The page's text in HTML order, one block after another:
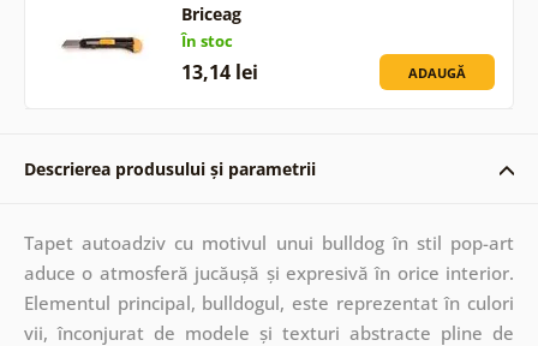
Briceag
În stoc
13,14 lei ADAUGĂ
Descrierea produsului și parametrii
Tapet autoadziv cu motivul unui bulldog în stil pop-art
aduce o atmosferă jucăușă și expresivă în orice interior.
Elementul principal, bulldogul, este reprezentat în culori
vii, înconjurat de modele și texturi abstracte pline de